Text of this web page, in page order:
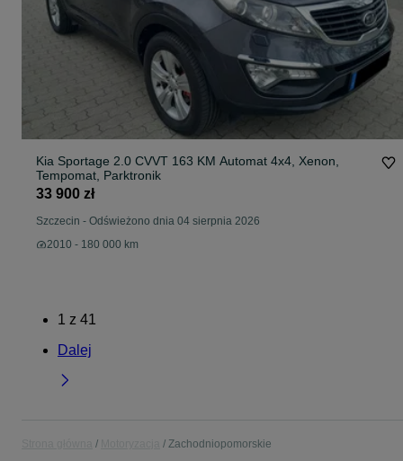
Kia Sportage 2.0 CVVT 163 KM Automat 4x4, Xenon,
Tempomat, Parktronik
33 900 zł
Szczecin - Odświeżono dnia 04 sierpnia 2026
2010 - 180 000 km
1 z 41
Dalej
Zachodniopomorskie